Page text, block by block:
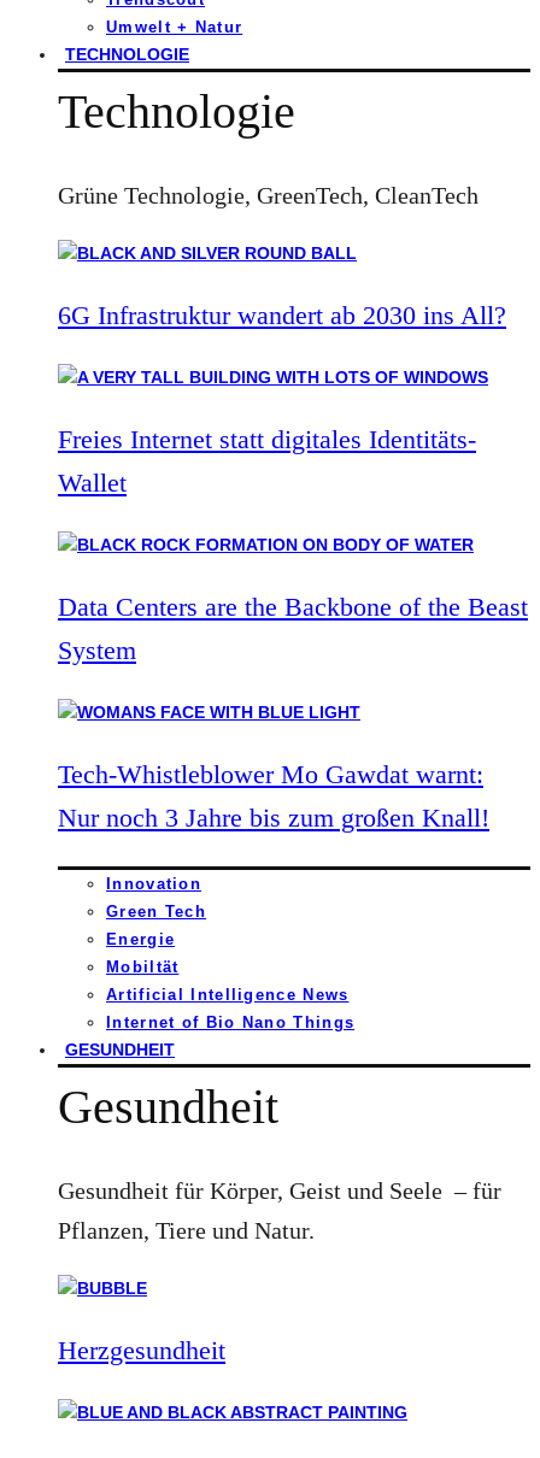
Umwelt + Natur
TECHNOLOGIE
Technologie
Grüne Technologie, GreenTech, CleanTech
6G Infrastruktur wandert ab 2030 ins All?
Freies Internet statt digitales Identitäts-
Wallet
Data Centers are the Backbone of the Beast
System
Tech-Whistleblower Mo Gawdat warnt:
Nur noch 3 Jahre bis zum großen Knall!
Innovation
Green Tech
Energie
Mobiltät
Artificial Intelligence News
Internet of Bio Nano Things
GESUNDHEIT
Gesundheit
Gesundheit für Körper, Geist und Seele – für
Pflanzen, Tiere und Natur.
Herzgesundheit